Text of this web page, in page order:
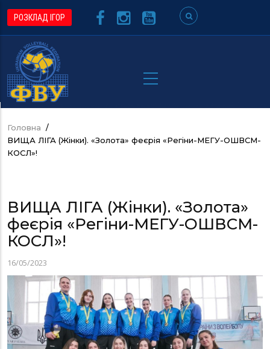
Перейти
основного
вмісту
РОЗКЛАД ІГОР
Рядок
навіґації
Головна /
ВИЩА ЛІГА (Жінки). «Золота» феєрія «Регіни-МЕГУ-ОШВСМ-
КОСЛ»!
ВИЩА ЛІГА (Жінки). «Золота»
феєрія «Регіни-МЕГУ-ОШВСМ-
КОСЛ»!
16/05/2023